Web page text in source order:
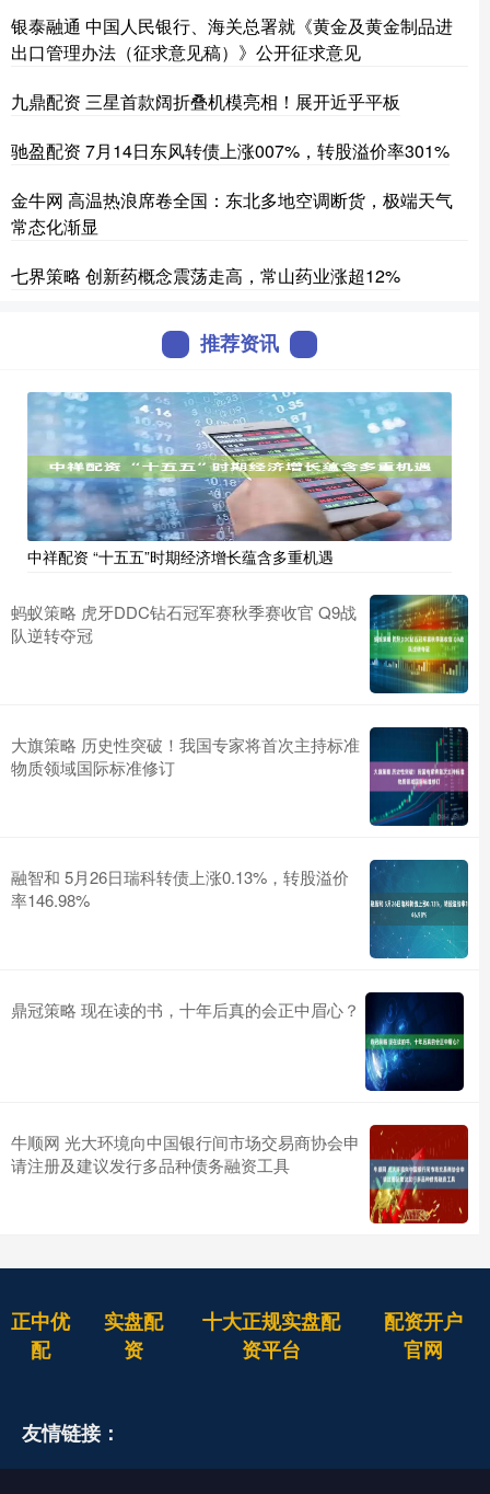
银泰融通 中国人民银行、海关总署就《黄金及黄金制品进
出口管理办法（征求意见稿）》公开征求意见
九鼎配资 三星首款阔折叠机模亮相！展开近乎平板
驰盈配资 7月14日东风转债上涨007%，转股溢价率301%
金牛网 高温热浪席卷全国：东北多地空调断货，极端天气
常态化渐显
七界策略 创新药概念震荡走高，常山药业涨超12%
推荐资讯
中祥配资 “十五五”时期经济增长蕴含多重机遇
蚂蚁策略 虎牙DDC钻石冠军赛秋季赛收官 Q9战
队逆转夺冠
大旗策略 历史性突破！我国专家将首次主持标准
物质领域国际标准修订
融智和 5月26日瑞科转债上涨0.13%，转股溢价
率146.98%
鼎冠策略 现在读的书，十年后真的会正中眉心？
牛顺网 光大环境向中国银行间市场交易商协会申
请注册及建议发行多品种债务融资工具
正中优
配
实盘配
资
十大正规实盘配
资平台
配资开户
官网
友情链接：